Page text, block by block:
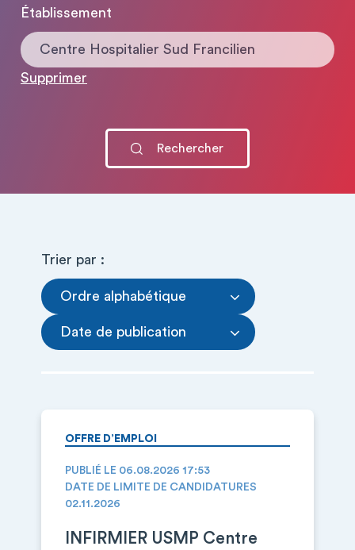
Établissement
Centre Hospitalier Sud Francilien
Supprimer
Trier par :
Ordre alphabétique
Date de publication
OFFRE D’EMPLOI
PUBLIÉ LE 06.08.2026 17:53
DATE DE LIMITE DE CANDIDATURES
02.11.2026
INFIRMIER USMP Centre